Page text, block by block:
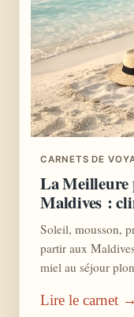
CARNETS DE
La Meilleure
Maldives :
Soleil, mousson,
partir aux
miel au séjour
Lire le carnet →